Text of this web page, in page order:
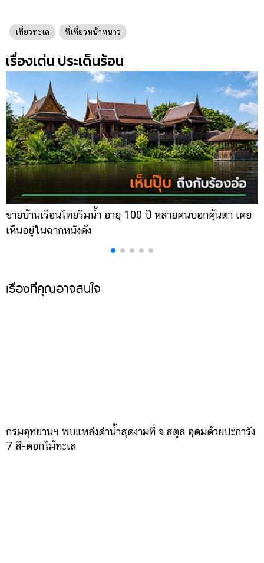
เที่ยวทะเล ที่เที่ยวหน้าหนาว
เรื่องเด่น ประเด็นร้อน
ขายบ้านเรือนไทยริมน้ำ อายุ 100 ปี หลายคนบอกคุ้นตา เคย
เห็นอยู่ในฉากหนังดัง
เรื่องที่คุณอาจสนใจ
กรมอุทยานฯ พบแหล่งดำน้ำสุดงามที่ จ.สตูล อุดมด้วยปะการัง
7 สี-ดอกไม้ทะเล